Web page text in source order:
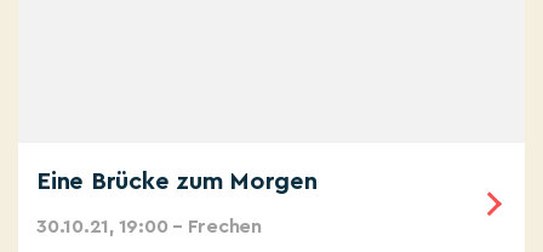
Eine Brücke zum Morgen
30.10.21, 19:00 – Frechen